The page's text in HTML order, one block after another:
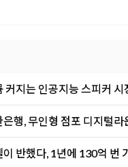
커지는 인공지능 스피커 시
행, 무인형 점포 디지털라
반했다, 1년에 130억 번